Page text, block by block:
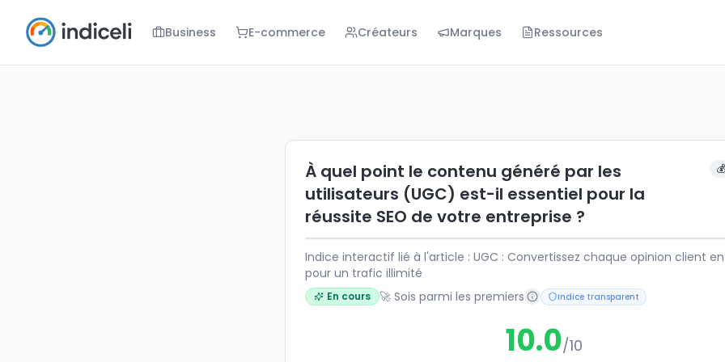
Business E-commerce Créateurs Marques Ressources
À quel point le contenu généré par les utilisateurs (UGC) est-il
Indice interactif lié à l'article : UGC : Convertissez chaque opinion
À quel point le contenu généré par les
utilisateurs (UGC) est-il essentiel pour la
réussite SEO de votre entreprise ?
💰
Indice interactif lié à l'article : UGC : Convertissez chaque opinion client en
pour un trafic illimité
En cours 🚀 Sois parmi les premiers Indice transparent
10.0/10